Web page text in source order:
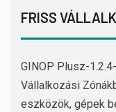
FRISS
GINOP Plusz-
Vállalkozási
eszközök, gépek